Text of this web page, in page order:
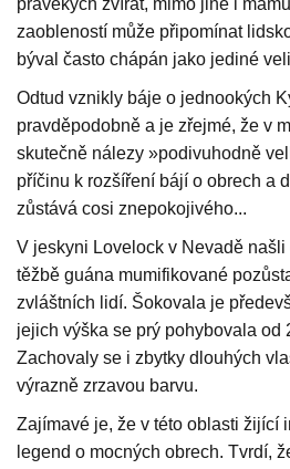
pravěkých zvířat, mimo jiné i
zaobleností může připomínat
býval často chápán jako jediné
Odtud vznikly báje o jednookých
pravděpodobně a je zřejmé, že v
skutečně nálezy »podivuhodně
příčinu k rozšíření bájí o obrech a
zůstává cosi znepokojivého...
V jeskyni Lovelock v Nevadě
těžbě guána mumifikované
zvláštních lidí. Šokovala je
jejich výška se prý pohybovala od
Zachovaly se i zbytky dlouhých
výrazně zrzavou barvu.
Zajímavé je, že v této oblasti žijící
legend o mocných obrech. Tvrdí,